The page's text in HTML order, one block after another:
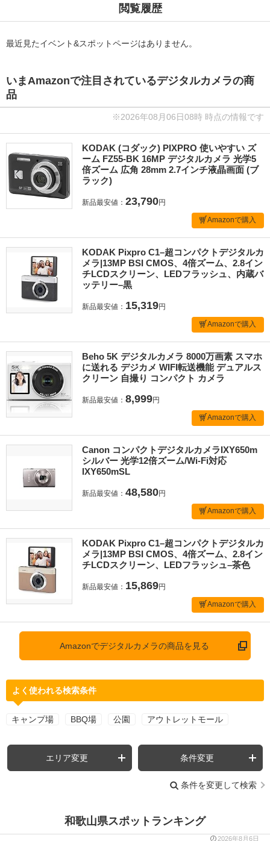
閲覧履歴
最近見たイベント&スポットページはありません。
いまAmazonで注目されているデジタルカメラの商
品
※2026年08月06日08時 時点の情報です
KODAK (コダック) PIXPRO 使いやすい ズ
ーム FZ55-BK 16MP デジタルカメラ 光学5
倍ズーム 広角 28mm 2.7インチ液晶画面 (ブ
ラック)
新品最安値： 23,790円
Amazonで購入
KODAK Pixpro C1–超コンパクトデジタルカ
メラ|13MP BSI CMOS、4倍ズーム、2.8イン
チLCDスクリーン、LEDフラッシュ、内蔵バ
ッテリー–黒
新品最安値： 15,319円
Amazonで購入
Beho 5K デジタルカメラ 8000万画素 スマホ
に送れる デジカメ WIFI転送機能 デュアルス
クリーン 自撮り コンパクト カメラ
新品最安値： 8,999円
Amazonで購入
Canon コンパクトデジタルカメラIXY650m
シルバー 光学12倍ズーム/Wi-Fi対応
IXY650mSL
新品最安値： 48,580円
Amazonで購入
KODAK Pixpro C1–超コンパクトデジタルカ
メラ|13MP BSI CMOS、4倍ズーム、2.8イン
チLCDスクリーン、LEDフラッシュ–茶色
新品最安値： 15,869円
Amazonで購入
Amazonでデジタルカメラの商品を見る
よく使われる検索条件
キャンプ場 BBQ場 公園 アウトレットモール
エリア変更 条件変更
条件を変更して検索
和歌山県スポットランキング
2026年8月6日